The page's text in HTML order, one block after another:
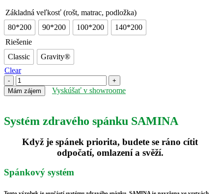
Základná veľkosť (rošt, matrac, podložka)
80*200
90*200 100*200
140*200
Riešenie
Classic
Gravity®
Clear
SAMINA
Orthopedics
+
Mám zájem Vyskúšať v showroome
Systém zdravého spánku SAMINA
Když je spánek priorita, budete se ráno cítit
odpočatí, omlazení a svěží.
Spánkový systém